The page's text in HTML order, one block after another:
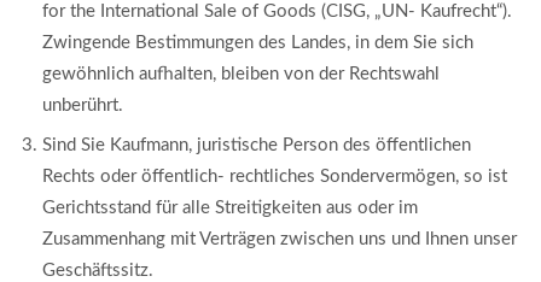
for the International Sale of Goods (CISG, „UN- Kaufrecht“).
Zwingende Bestimmungen des Landes, in dem Sie sich
gewöhnlich aufhalten, bleiben von der Rechtswahl
unberührt.
Sind Sie Kaufmann, juristische Person des öffentlichen
Rechts oder öffentlich- rechtliches Sondervermögen, so ist
Gerichtsstand für alle Streitigkeiten aus oder im
Zusammenhang mit Verträgen zwischen uns und Ihnen unser
Geschäftssitz.